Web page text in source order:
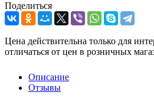
Поделиться
Цена действительна только для
отличаться от цен в розничных
Описание
Отзывы